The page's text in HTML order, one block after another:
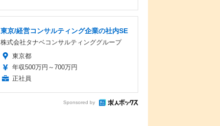
東京/経営コンサルティング企業の社内SE
株式会社タナベコンサルティンググループ
東京都
年収500万円～700万円
正社員
Sponsored by